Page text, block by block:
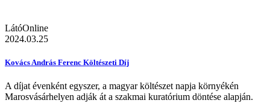
LátóOnline
2024.03.25
Kovács András Ferenc Költészeti Díj
A díjat évenként egyszer, a magyar költészet napja környékén
Marosvásárhelyen adják át a szakmai kuratórium döntése alapján.